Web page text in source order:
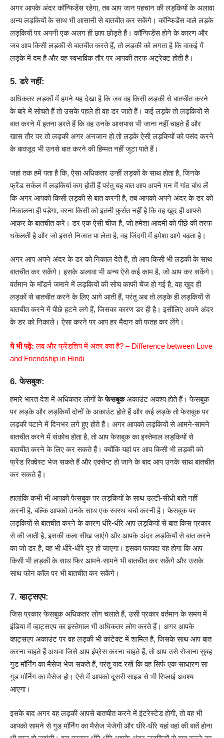
अगर आपके अंदर कॉन्फिडेंस रहेगा, तब आप जान पहचान की लड़कियों के अलावा
अन्य लड़कियों के साथ भी आसानी से बातचीत कर सकेंगे। कॉन्फिडेंस वाले लड़के
लड़कियों पर अपनी एक अलग ही छाप छोड़ते हैं। कॉन्फिडेंस होने के कारण और
जब आप किसी लड़की से बातचीत करते हैं, तो लड़की को लगता है कि वाकई में
लड़के में दम है और वह स्वभाविक तौर पर आपकी तरफ अट्रेक्ट होती है।
5. डरे नहीं:
अधिकतर लड़कों में हमने यह देखा है कि जब वह किसी लड़की से बातचीत करने
के बारे में सोचते हैं तो उसके पहले ही वह डर जाते हैं। कई लड़के तो लड़कियों से
बात करने में इतना डरते हैं कि वह उनके आसपास भी जाना नहीं चाहते हैं और
खास तौर पर तो लड़की अगर अनजान हो तो लड़के ऐसी लड़कियों को पसंद करने
के बावजूद भी उनसे बात करने की हिम्मत नहीं जुटा पाते हैं।
जहां तक हमें पता है कि, ऐसा अधिकतर उन्हीं लड़कों के साथ होता है, जिनके
फ्रेंड सर्कल में लड़कियां कम होती हैं परंतु यह बात आप अपने मन में गांठ बांध लें
कि अगर आपको किसी लड़की से बात करनी है, तब आपको अपने अंदर के डर को
निकालना ही पड़ेगा, वरना किसी को इतनी फुर्सत नहीं है कि वह खुद ही आपसे
आकर के बातचीत करें। डर एक ऐसी चीज है, जो हमेशा आदमी को पीछे की तरफ
धकेलती है और जो इससे निजात पा लेता है, वह जिंदगी में हमेशा आगे बढ़ता है।
अगर आप अपने अंदर के डर को निकाल देते हैं, तो आप किसी भी लड़की के साथ
बातचीत कर सकेंगे। इसके अलावा भी अन्य ऐसे कई काम है, जो आप कर सकेंगे।
वर्तमान के मॉडर्न जमाने में लड़कियों की सोच काफी चेंज हो गई है, वह खुद ही
लड़कों से बातचीत करने के लिए आगे आती हैं, परंतु अब तो लड़के ही लड़कियों से
बातचीत करने में पीछे हटने लगे हैं, जिसका कारण डर ही है। इसीलिए अपने अंदर
के डर को निकाले। ऐसा करने पर आप हर मैदान को फतह कर लेंगे।
ये भी पढ़े: लव और फ्रेंडशिप में अंतर क्या है? – Difference between Love
and Friendship in Hindi
6. फेसबुक:
हमारे भारत देश में अधिकतर लोगों केफेसबुकअकाउंट अवश्य होते हैं। फेसबुक
पर लड़के और लड़कियों दोनों के अकाउंट होते हैं और कई लड़के तो फेसबुक पर
लड़की पटाने में दिनभर लगे हुए होते हैं। अगर आपको लड़कियों से आमने-सामने
बातचीत करने में संकोच होता है, तो आप फेसबुक का इस्तेमाल लड़कियों से
बातचीत करने के लिए कर सकते हैं। क्योंकि यहां पर आप किसी भी लड़की को
फ्रेंड रिक्वेस्ट भेज सकते हैं और एक्सेप्ट हो जाने के बाद आप उनके साथ बातचीत
कर सकते हैं।
हालांकि कभी भी आपको फेसबुक पर लड़कियों के साथ उल्टी-सीधी बातें नहीं
करनी है, बल्कि आपको उनके साथ एक स्वस्थ चर्चा करनी है।‌ फेसबुक पर
लड़कियों से बातचीत करने के कारण धीरे-धीरे आप लड़कियों से बात किस प्रकार
से की जाती है, इसकी कला सीख जाएंगे और आपके अंदर लड़कियों से बात करने
का जो डर है, वह भी धीरे-धीरे दूर हो जाएगा। इसका फायदा यह होगा कि आप
किसी भी लड़की के साथ फिर आमने-सामने भी बातचीत कर सकेंगे और उसके
साथ फोन कॉल पर भी बातचीत कर सकेंगे।
7. व्हाट्सएप:
जिस प्रकार फेसबुक अधिकतर लोग चलाते हैं, उसी प्रकार वर्तमान के समय में
इंडिया में व्हाट्सएप का इस्तेमाल भी अधिकतर लोग करते हैं। अगर आपके
व्हाट्सएप अकाउंट पर वह लड़की भी कांटेक्ट में शामिल है, जिसके साथ आप बात
करना चाहते हैं अथवा जिसे आप इंप्रेस करना चाहते हैं, तो आप उसे रोजाना सुबह
गुड मॉर्निंग का मैसेज भेज सकते हैं, परंतु याद रखें कि वह सिर्फ एक साधारण सा
गुड मॉर्निंग का मैसेज हो। ऐसे में आपको दूसरी साइड से भी रिप्लाई अवश्य
आएगा।
इसके बाद अगर वह लड़की आपसे बातचीत करने में इंटरेस्टेड होगी, तो वह भी
आपको सामने से गुड मॉर्निंग का मैसेज भेजेगी और धीरे-धीरे यहां वहां की बातें होना